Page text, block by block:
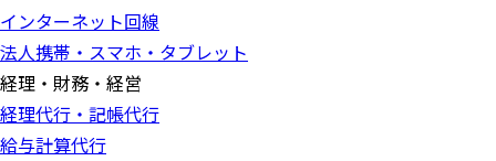
インターネット回線
法人携帯・スマホ・タブレット
経理・財務・経営
経理代行・記帳代行
給与計算代行